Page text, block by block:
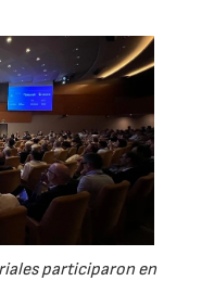
participaron en